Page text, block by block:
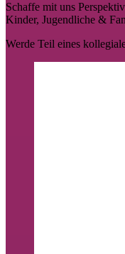
Schaffe mit uns
Kinder, Jugendliche &
Werde Teil eines